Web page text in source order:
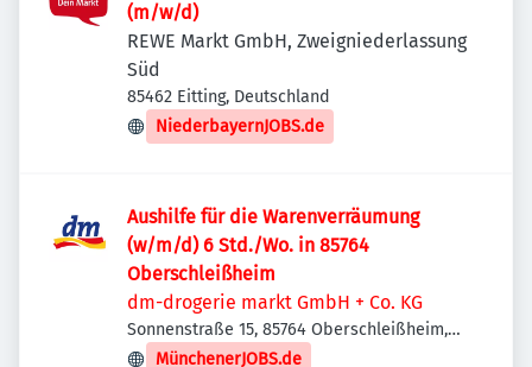
(m/w/d)
REWE Markt GmbH, Zweigniederlassung
Süd
85462 Eitting, Deutschland
NiederbayernJOBS.de
Aushilfe für die Warenverräumung
(w/m/d) 6 Std./Wo. in 85764
Oberschleißheim
dm-drogerie markt GmbH + Co. KG
Sonnenstraße 15, 85764 Oberschleißheim,
Deutschland
MünchenerJOBS.de